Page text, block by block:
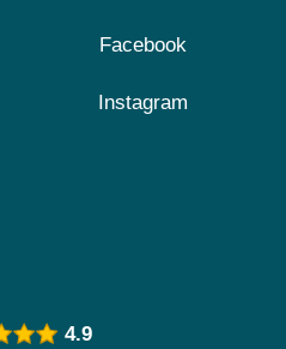
Facebook
Instagram
4.9